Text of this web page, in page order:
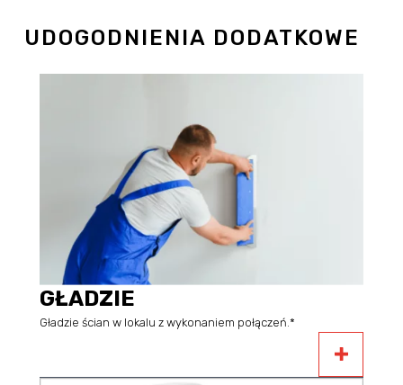
UDOGODNIENIA DODATKOWE
GŁADZIE
Gładzie ścian w lokalu z wykonaniem połączeń.*